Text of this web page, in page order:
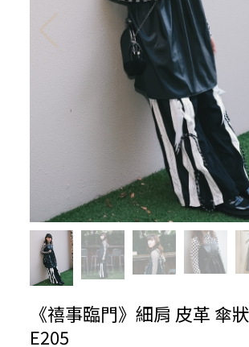
《禧事臨門》細肩 皮革 傘
E205